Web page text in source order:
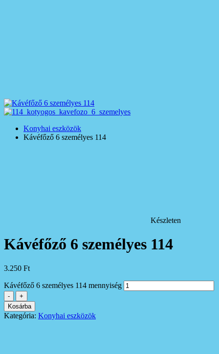
Konyhai eszközök
Kávéfőző 6 személyes 114
Készleten
Kávéfőző 6 személyes 114
3.250 Ft
Kávéfőző 6 személyes 114 mennyiség
-
+
Kosárba
Kategória: Konyhai eszközök